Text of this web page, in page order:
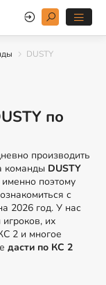
DUSTY
по
производить
команды DUSTY
именно поэтому
с
2026 год. У нас
их
2 и многое
дасти по КС 2